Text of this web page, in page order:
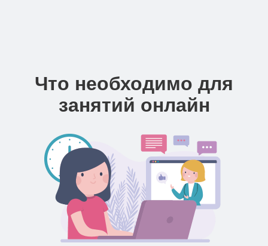
Что необходимо для
занятий онлайн